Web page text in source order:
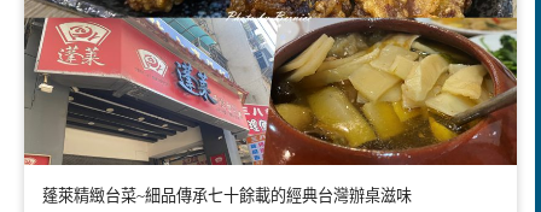
蓬萊精緻台菜~細品傳承七十餘載的經典台灣辦桌滋味